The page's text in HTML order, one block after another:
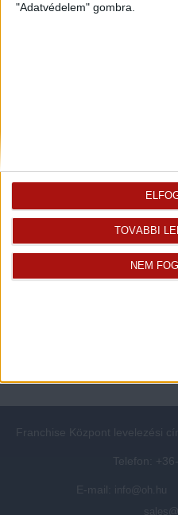
"Adatvédelem" gombra.
TOVÁBBI
NEM
A központ munkatársai
Blog
Franchise Központ levelezési
Telefon:
E-mail: info@oh.hu